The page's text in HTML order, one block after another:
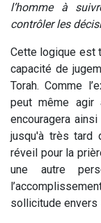
l’homme à
contrôler les
Cette logique est
capacité de
Torah. Comme
peut même
encouragera
jusqu'à très tard
réveil pour la
une autre
sollicitude